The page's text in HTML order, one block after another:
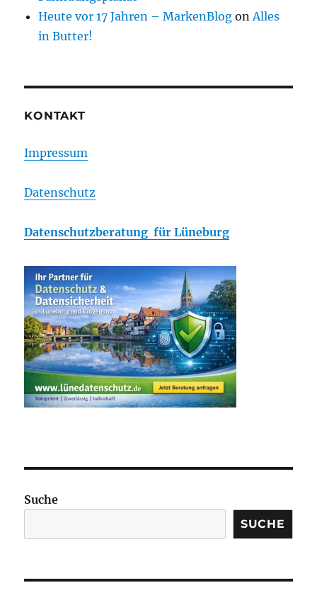
Heute vor 17 Jahren – MarkenBlog onAlles
in Butter!
KONTAKT
Impressum
Datenschutz
Datenschutzberatung für Lüneburg
Suche
SUCHE